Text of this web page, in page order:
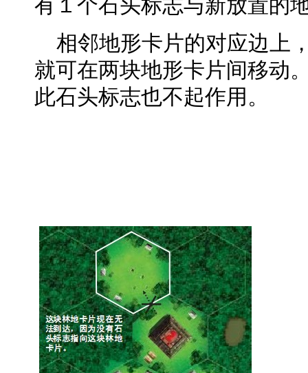
有１个石头标志与新放置的
相邻地形卡片的对应边上
就可在两块地形卡片间移动
此石头标志也不起作用。